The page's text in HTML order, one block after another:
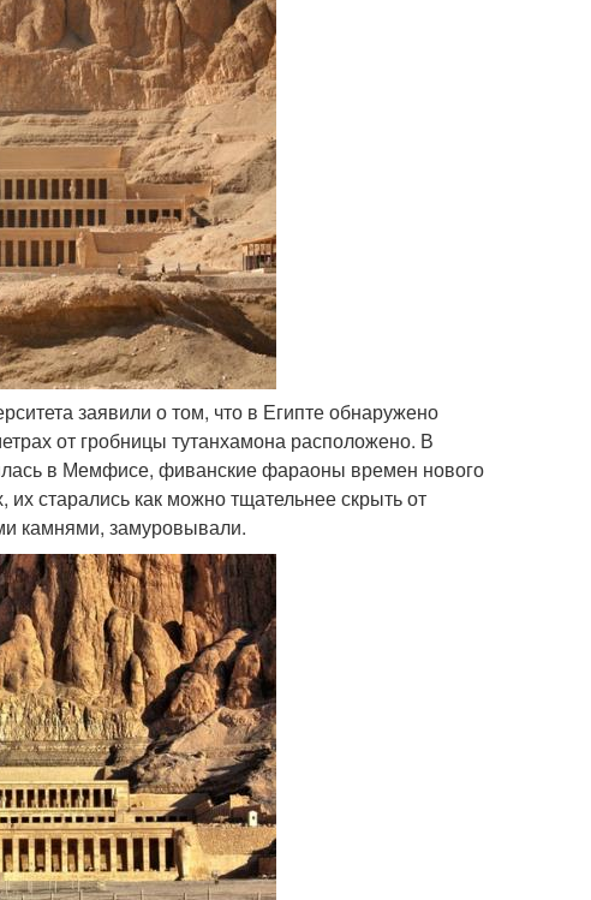
заявили о том, что в Египте обнаружено
от гробницы тутанхамона расположено. В
в Мемфисе, фиванские фараоны времен нового
старались как можно тщательнее скрыть от
камнями, замуровывали.